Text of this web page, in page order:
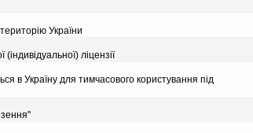
України
лiцензiї
в Україну для тимчасового користування пiд